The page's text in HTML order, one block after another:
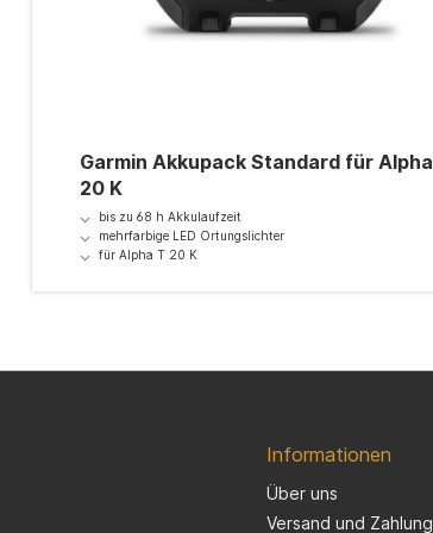
Garmin Akkupack Standard für Alpha T
20 K
bis zu 68 h Akkulaufzeit
mehrfarbige LED Ortungslichter
für Alpha T 20 K
Informationen
Über uns
Versand und Zahlung